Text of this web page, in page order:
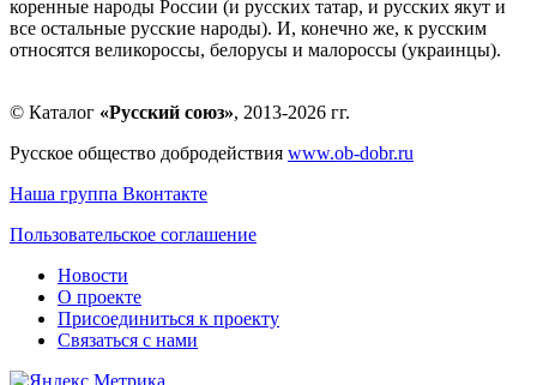
коренные народы России (и русских татар, и русских якут и
все остальные русские народы). И, конечно же, к русским
относятся великороссы, белорусы и малороссы (украинцы).
© Каталог «Русский союз», 2013-2026 гг.
Русское общество добродействия www.ob-dobr.ru
Наша группа Вконтакте
Пользовательское соглашение
Новости
О проекте
Присоединиться к проекту
Связаться с нами